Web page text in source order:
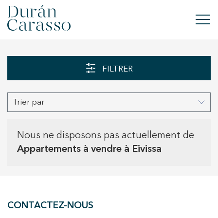
VENDRE
NOUVELLE CONSTRUCTION
CONTACT
FILTRER
Trier par
Nous ne disposons pas actuellement de
Appartements à vendre à Eivissa
CONTACTEZ-NOUS